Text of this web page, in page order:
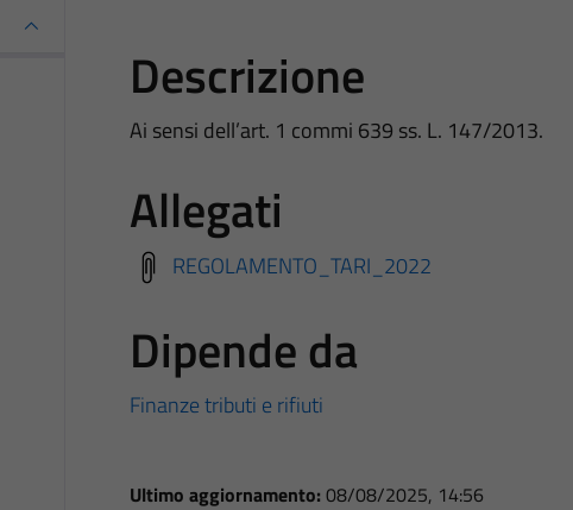
Descrizione
Ai sensi dell’art. 1 commi 639 ss. L. 147/2013.
Allegati
REGOLAMENTO_TARI_2022
Dipende da
Finanze tributi e rifiuti
Ultimo aggiornamento: 08/08/2025, 14:56